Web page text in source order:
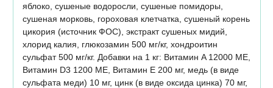
яблоко, сушеные водоросли, сушеные помидоры,
сушеная морковь, гороховая клетчатка, сушеный корень
цикория (источник ФОС), экстракт сушеных мидий,
хлорид калия, глюкозамин 500 мг/кг, хондроитин
сульфат 500 мг/кг. Добавки на 1 кг: Витамин A 12000 МЕ,
Витамин D3 1200 МЕ, Витамин E 200 мг, медь (в виде
сульфата меди) 10 мг, цинк (в виде оксида цинка) 70 мг,